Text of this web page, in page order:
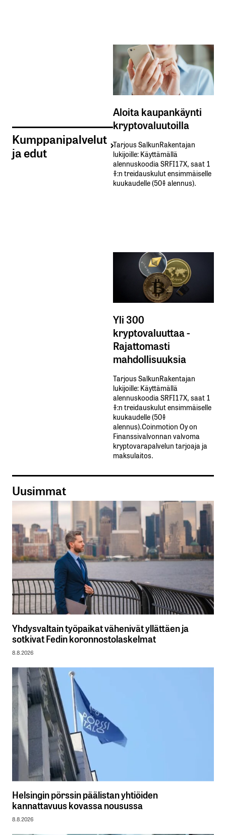
Kumppanipalvelut
ja edut
Aloita kaupankäynti
kryptovaluutoilla
Tarjous SalkunRakentajan
lukijoille: Käyttämällä​ ​
alennuskoodia​ ​SRFI17X,​ ​saat​ ​1
%:n treidauskulut​ ​ensimmäiselle​ ​
kuukaudelle​ ​(50%​ ​alennus).
Yli 300
kryptovaluuttaa -
Rajattomasti
mahdollisuuksia
Tarjous SalkunRakentajan
lukijoille: Käyttämällä​ ​
alennuskoodia​ ​SRFI17X,​ ​saat​ ​1
%:n treidauskulut​ ​ensimmäiselle​ ​
kuukaudelle​ ​(50%​ ​
alennus).Coinmotion Oy on
Finanssivalvonnan valvoma
kryptovarapalvelun tarjoaja ja
maksulaitos.
Uusimmat
Yhdysvaltain työpaikat vähenivät yllättäen ja
sotkivat Fedin koronnostolaskelmat
8.8.2026
Helsingin pörssin päälistan yhtiöiden
kannattavuus kovassa nousussa
8.8.2026